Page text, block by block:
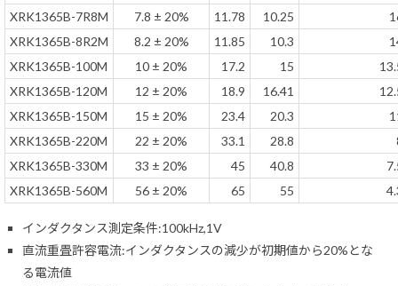
XRK1365B-7R8M
7.8 ± 20% 11.78 10.25
XRK1365B-8R2M
8.2 ± 20% 11.85 10.3
XRK1365B-100M
10 ± 20% 17.2 15
XRK1365B-120M
12 ± 20% 18.9 16.41
XRK1365B-150M
15 ± 20% 23.4 20.3
XRK1365B-220M
22 ± 20% 33.1 28.8
XRK1365B-330M
33 ± 20% 45 40.8
XRK1365B-560M
56 ± 20% 65 55
インダクタンス測定条件:100kHz,1V
直流重畳許容電流:インダクタンスの減少が初期値から20%とな
る電流値